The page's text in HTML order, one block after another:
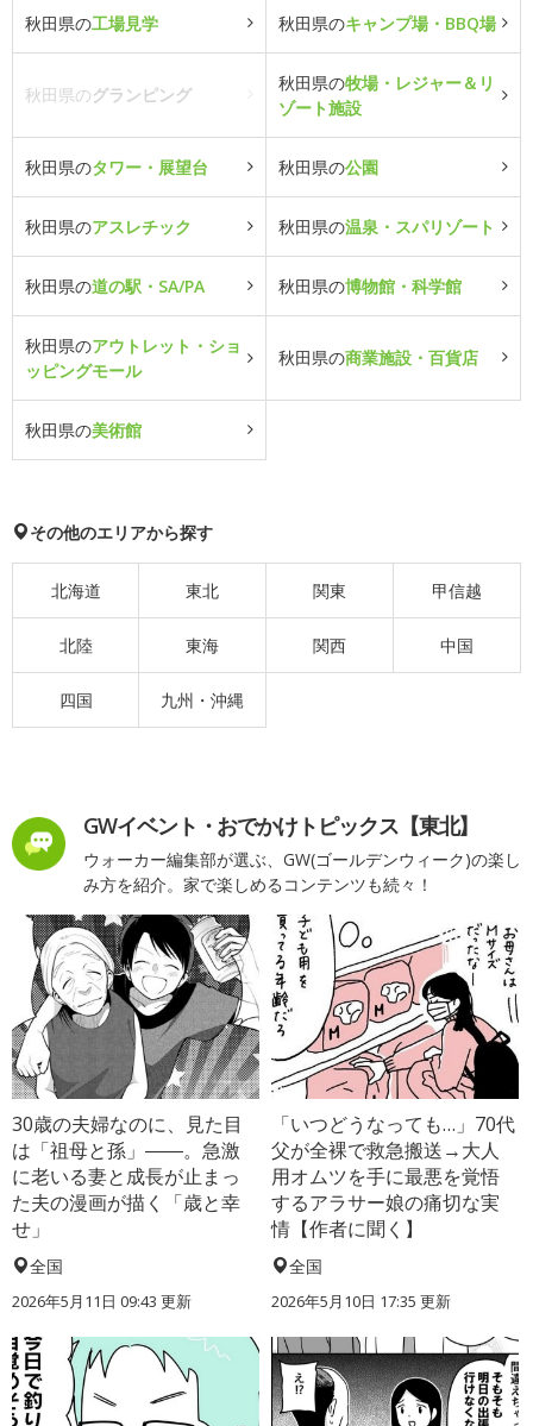
秋田県の工場見学 秋田県のキャンプ場・BBQ場
秋田県のグランピング
秋田県の牧場・レジャー＆リ
ゾート施設
秋田県のタワー・展望台 秋田県の公園
秋田県のアスレチック 秋田県の温泉・スパリゾート
秋田県の道の駅・SA/PA 秋田県の博物館・科学館
秋田県のアウトレット・ショ
ッピングモール
秋田県の商業施設・百貨店
秋田県の美術館
その他のエリアから探す
北海道 東北 関東 甲信越
北陸 東海 関西 中国
四国 九州・沖縄
GWイベント・おでかけトピックス【東北】
ウォーカー編集部が選ぶ、GW(ゴールデンウィーク)の楽し
み方を紹介。家で楽しめるコンテンツも続々！
30歳の夫婦なのに、見た目
は「祖母と孫」――。急激
に老いる妻と成長が止まっ
た夫の漫画が描く「歳と幸
せ」
全国
2026年5月11日 09:43 更新
「いつどうなっても…」70代
父が全裸で救急搬送→大人
用オムツを手に最悪を覚悟
するアラサー娘の痛切な実
情【作者に聞く】
全国
2026年5月10日 17:35 更新